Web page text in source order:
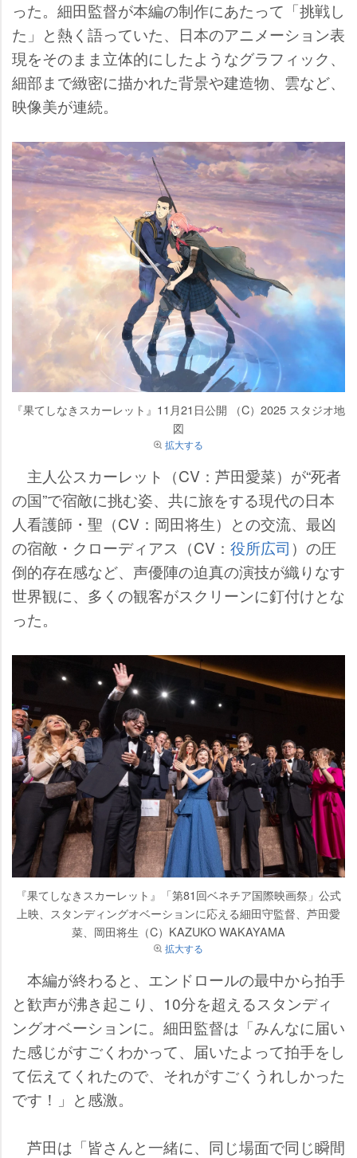
った。細田監督が本編の制作にあたって「挑戦し
た」と熱く語っていた、日本のアニメーション表
現をそのまま立体的にしたようなグラフィック、
細部まで緻密に描かれた背景や建造物、雲など、
映像美が連続。
『果てしなきスカーレット』11月21日公開 （C）2025 スタジオ地
図
拡大する
主人公スカーレット（CV：芦田愛菜）が“死者
の国”で宿敵に挑む姿、共に旅をする現代の日本
人看護師・聖（CV：岡田将生）との交流、最凶
の宿敵・クローディアス（CV： 役所広司 ）の圧
倒的存在感など、声優陣の迫真の演技が織りなす
世界観に、多くの観客がスクリーンに釘付けとな
った。
『果てしなきスカーレット』「第81回ベネチア国際映画祭」公式
上映、スタンディングオベーションに応える細田守監督、芦田愛
菜、岡田将生（C）KAZUKO WAKAYAMA
拡大する
本編が終わると、エンドロールの最中から拍手
と歓声が沸き起こり、10分を超えるスタンディ
ングオベーションに。細田監督は「みんなに届い
た感じがすごくわかって、届いたよって拍手をし
て伝えてくれたので、それがすごくうれしかった
です！」と感激。
芦田は「皆さんと一緒に、同じ場面で同じ瞬間